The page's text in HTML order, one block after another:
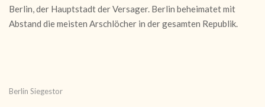
Berlin, der Hauptstadt der Versager. Berlin beheimatet mit
Abstand die meisten Arschlöcher in der gesamten Republik.
Berlin Siegestor